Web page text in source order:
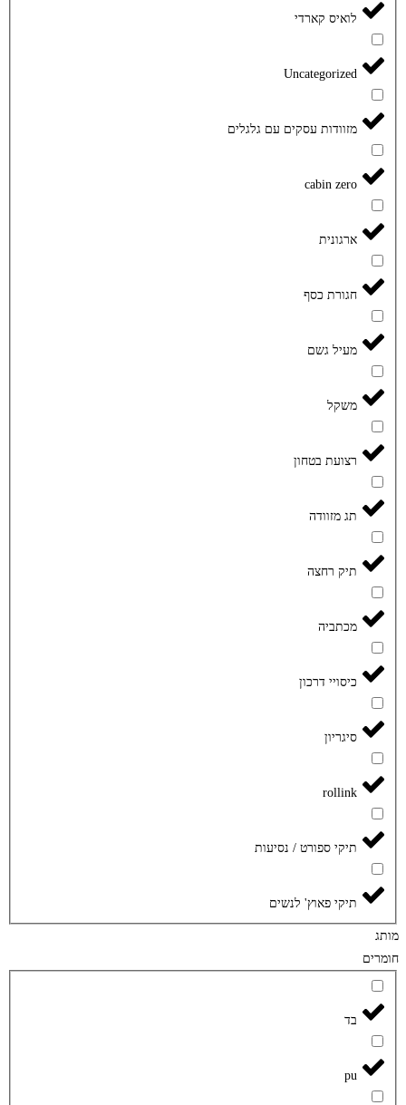
לואיס קארדי
Uncategorized
מזוודות עסקים עם גלגלים
cabin zero
ארגונית
חגורת כסף
מעיל גשם
משקל
רצועת בטחון
תג מזוודה
תיק רחצה
מכתביה
כיסויי דרכון
סיגריון
rollink
תיקי ספורט / נסיעות
תיקי פאוץ' לנשים
מותג
חומרים
בד
pu